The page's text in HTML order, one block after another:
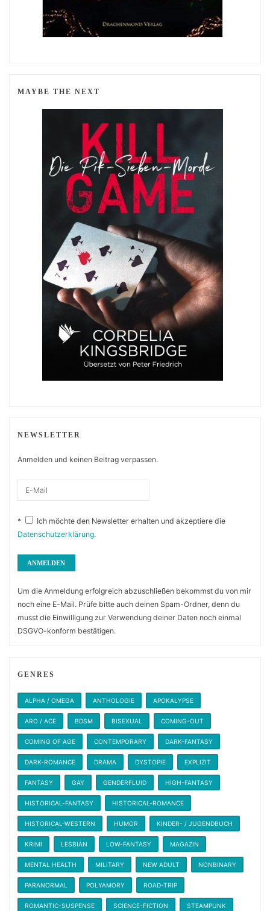
MAYBE THE NEXT
NEWSLETTER
Anmelden und keinen Beitrag verpassen.
*
Ich möchte den Newsletter erhalten und akzeptiere die
Datenschutzerklärung.
Um die Anmeldung erfolgreich abzuschließen bekommst du von mir
noch eine E-Mail. Prüfe bitte auch deinen Spam-Ordner, denn du
musst die Einwilligung zur Verwendung deiner Daten noch einmal
DSGVO-konform bestätigen.
GENRES
ALPHA / OMEGA ANTHOLOGIE APOKALYPSE
ARO / ACE BDSM BISEXUAL COMING-OUT
COMING OF AGE CONTEMPORARY DARK-FANTASY
DARK-ROMANCE DRAMA DYSTOPIE EXPLIZIT
FANTASY GAY GENDERFLUID HIGH-FANTASY
HISTORICAL-FANTASY HISTORICAL-ROMANCE
HISTORICAL-WESTERN HUMOR KINDER- / JUGENDBUCH
KRIMI LESBIAN LOW-FANTASY MAGAZIN
MENTAL HEALTH MILITARY NEW ADULT NONBINARY
PARANORMAL POLYAMORY ROAD-TRIP
ROMANTIC-SUSPENSE SCIENCE-FICTION STEAMPUNK